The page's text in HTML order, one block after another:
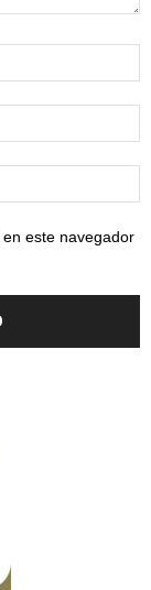
este navegador